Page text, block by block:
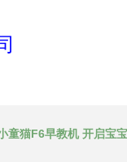
童猫F6早教机 开启宝